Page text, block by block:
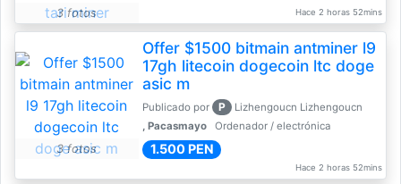
3 fotos Hace 2 horas 52mins
3 fotos
Offer $1500 bitmain antminer l9
17gh litecoin dogecoin ltc doge
asic m
Publicado por P
Lizhengoucn Lizhengoucn
, Pacasmayo
Ordenador / electrónica
1.500 PEN
Hace 2 horas 52mins